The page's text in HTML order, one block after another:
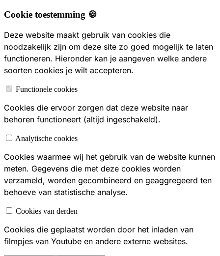
Cookie toestemming 🍪
Deze website maakt gebruik van cookies die
noodzakelijk zijn om deze site zo goed mogelijk te laten
functioneren. Hieronder kan je aangeven welke andere
soorten cookies je wilt accepteren.
Functionele cookies
Cookies die ervoor zorgen dat deze website naar
behoren functioneert (altijd ingeschakeld).
Analytische cookies
Cookies waarmee wij het gebruik van de website kunnen
meten. Gegevens die met deze cookies worden
verzameld, worden gecombineerd en geaggregeerd ten
behoeve van statistische analyse.
Cookies van derden
Cookies die geplaatst worden door het inladen van
filmpjes van Youtube en andere externe websites.